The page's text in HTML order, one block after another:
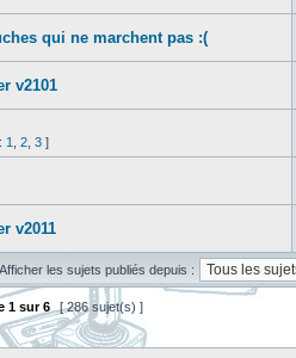
qui ne marchent pas :(
v2101
1 2 3 ]
v2011
Afficher les sujets publiés depuis :
1 sur6 [ 286 sujet(s) ]